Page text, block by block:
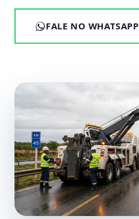
FALE NO WHATSAPP